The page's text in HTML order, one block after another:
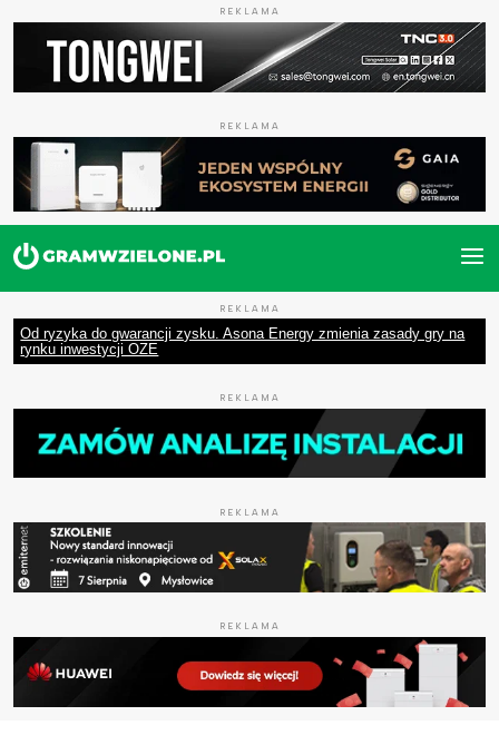
REKLAMA
REKLAMA
REKLAMA
Od ryzyka do gwarancji zysku. Asona Energy zmienia zasady gry na
rynku inwestycji OZE
REKLAMA
REKLAMA
REKLAMA